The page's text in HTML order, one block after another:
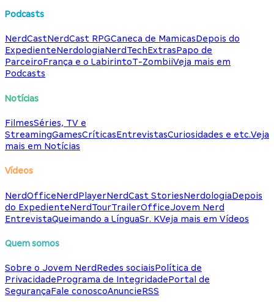
Podcasts
NerdCastNerdCast RPGCaneca de MamicasDepois do
ExpedienteNerdologiaNerdTechExtrasPapo de
ParceiroFrança e o LabirintoT-ZombiiVeja mais em
Podcasts
Notícias
FilmesSéries, TV e
StreamingGamesCríticasEntrevistasCuriosidades e etc.Veja
mais em Notícias
Vídeos
NerdOfficeNerdPlayerNerdCast StoriesNerdologiaDepois
do ExpedienteNerdTourTrailerOfficeJovem Nerd
EntrevistaQueimando a LínguaSr. KVeja mais em Vídeos
Quem somos
Sobre o Jovem NerdRedes sociaisPolítica de
PrivacidadePrograma de IntegridadePortal de
SegurançaFale conoscoAnuncieRSS